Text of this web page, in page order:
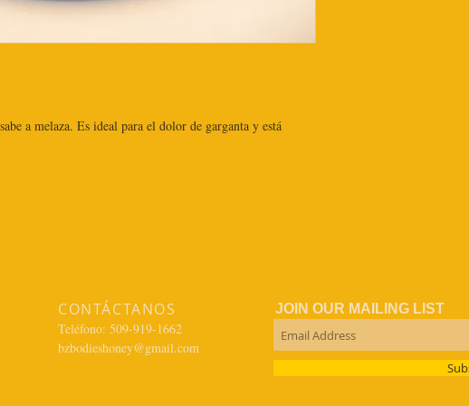
a melaza. Es ideal para el dolor de garganta y está
CONTÁCTANOS
Teléfono: 509-919-1662
bzbodieshoney@gmail.com
JOIN OUR MAILING LIST